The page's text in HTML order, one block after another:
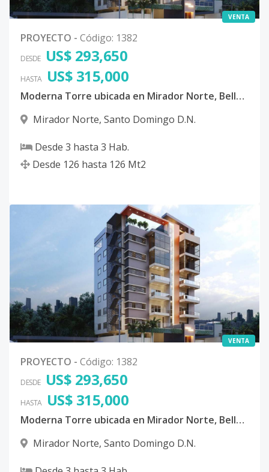
VENTA
PROYECTO - Código: 1382
DESDE US$ 293,650
HASTA US$ 315,000
Moderna Torre ubicada en Mirador Norte, Bella Vista, Distrito Nacional
Mirador Norte, Santo Domingo D.N.
Desde 3 hasta 3 Hab.
Desde 126 hasta 126 Mt2
VENTA
PROYECTO - Código: 1382
DESDE US$ 293,650
HASTA US$ 315,000
Moderna Torre ubicada en Mirador Norte, Bella Vista, Distrito Nacional
Mirador Norte, Santo Domingo D.N.